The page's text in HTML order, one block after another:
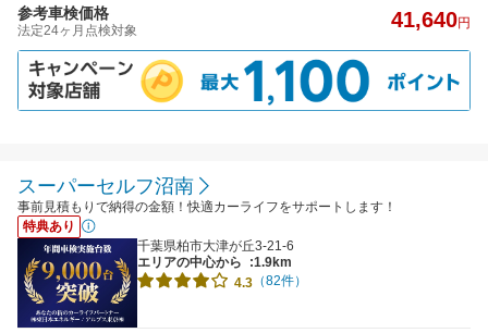
参考車検価格
法定24ヶ月点検対象 41,640円
スーパーセルフ沼南
事前見積もりで納得の金額！快適カーライフをサポートします！
特典あり
千葉県柏市大津が丘3-21-6
エリアの中心から
:1.9km
4.3 （82件）